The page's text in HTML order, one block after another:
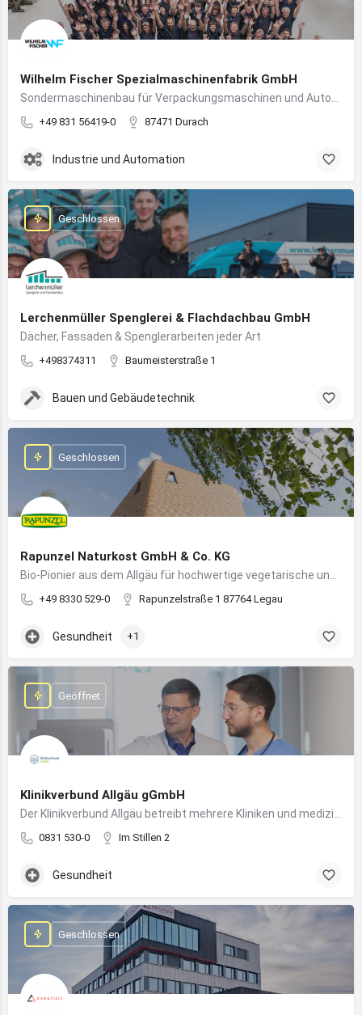
Wilhelm Fischer Spezialmaschinenfabrik GmbH
+49 831 56419-0 87471 Durach
Industrie und Automation
Lerchenmüller Spenglerei & Flachdachbau GmbH
Dächer, Fassaden & Spenglerarbeiten jeder Art
+498374311 Baumeisterstraße 1
Geschlossen
Bauen und Gebäudetechnik
Rapunzel Naturkost GmbH & Co. KG
+49 8330 529-0 Rapunzelstraße 1 87764 Legau
Geschlossen
Gesundheit +1
Klinikverbund Allgäu gGmbH
0831 530-0 Im Stillen 2
Geöffnet
Gesundheit
Geschlossen